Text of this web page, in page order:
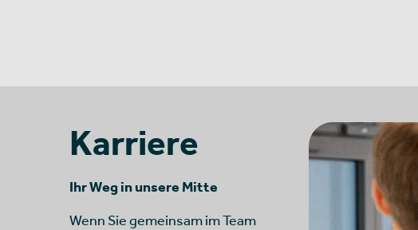
Karriere
Ihr Weg in unsere Mitte
Wenn Sie gemeinsam im Team